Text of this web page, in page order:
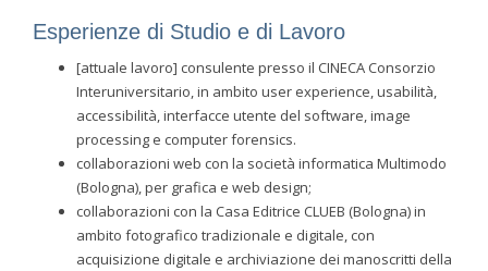
Esperienze di Studio e di Lavoro
[attuale lavoro] consulente presso il CINECA Consorzio
Interuniversitario, in ambito user experience, usabilità,
accessibilità, interfacce utente del software, image
processing e computer forensics.
collaborazioni web con la società informatica Multimodo
(Bologna), per grafica e web design;
collaborazioni con la Casa Editrice CLUEB (Bologna) in
ambito fotografico tradizionale e digitale, con
acquisizione digitale e archiviazione dei manoscritti della